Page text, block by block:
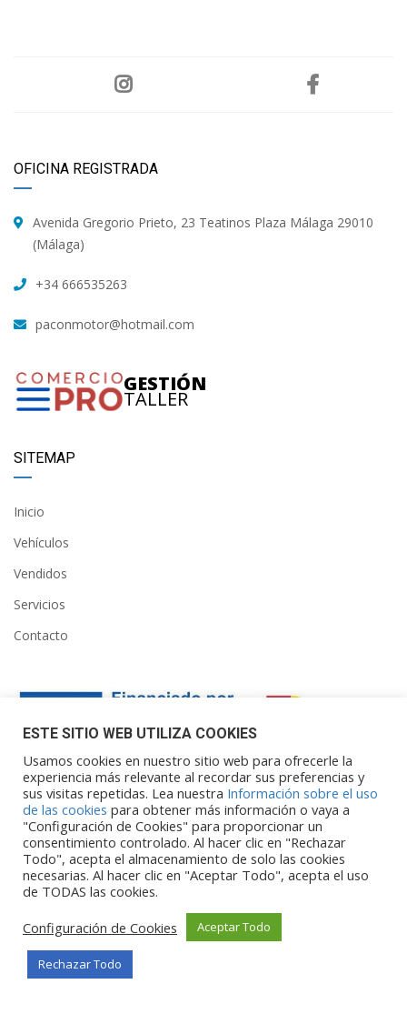
OFICINA REGISTRADA
Avenida Gregorio Prieto, 23 Teatinos Plaza Málaga 29010
(Málaga)
+34 666535263
paconmotor@hotmail.com
GESTIÓN
TALLER
SITEMAP
Inicio
Vehículos
Vendidos
Servicios
Contacto
Financiado por la Unión Europea – NextGenerationEU. Sin
embargo, los puntos de vista y las
opiniones expresadas son únicamente los del autor o autores y
no reflejan necesariamente los de
la Unión Europea o la Comisión Europea. Ni la Unión Europea ni
la Comisión Europea pueden ser
consideradas responsables de las mismas.
ESTE SITIO WEB UTILIZA COOKIES
Usamos cookies en nuestro sitio web para ofrecerle la
experiencia más relevante al recordar sus preferencias y
sus visitas repetidas. Lea nuestra Información sobre el uso
de las cookies para obtener más información o vaya a
"Configuración de Cookies" para proporcionar un
consentimiento controlado. Al hacer clic en "Rechazar
Todo", acepta el almacenamiento de solo las cookies
necesarias. Al hacer clic en "Aceptar Todo", acepta el uso
de TODAS las cookies.
Configuración de Cookies
Aceptar Todo
Rechazar Todo